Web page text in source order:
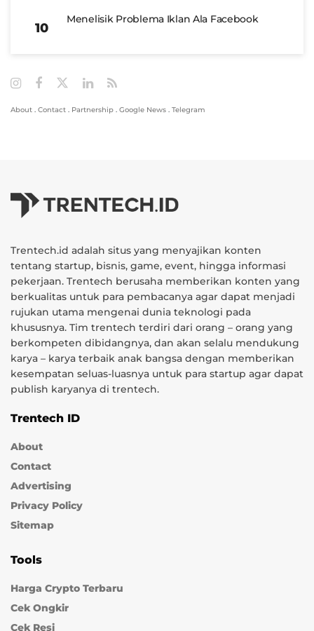
Menelisik Problema Iklan Ala Facebook
About . Contact . Partnership . Google News . Telegram
Trentech.id adalah situs yang menyajikan konten
tentang startup, bisnis, game, event, hingga informasi
pekerjaan. Trentech berusaha memberikan konten yang
berkualitas untuk para pembacanya agar dapat menjadi
rujukan utama mengenai dunia teknologi pada
khususnya. Tim trentech terdiri dari orang – orang yang
berkompeten dibidangnya, dan akan selalu mendukung
karya – karya terbaik anak bangsa dengan memberikan
kesempatan seluas-luasnya untuk para startup agar dapat
publish karyanya di trentech.
Trentech ID
About
Contact
Advertising
Privacy Policy
Sitemap
Tools
Harga Crypto Terbaru
Cek Ongkir
Cek Resi